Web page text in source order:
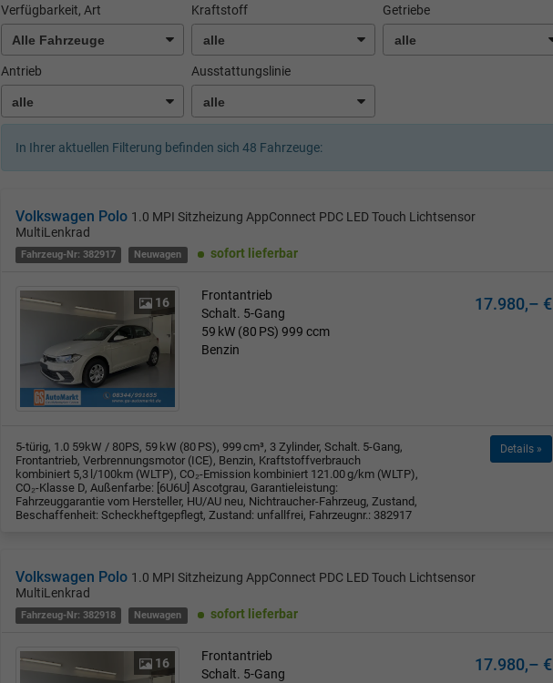
Verfügbarkeit, Art Kraftstoff Getriebe
Antrieb Ausstattungslinie
In Ihrer aktuellen Filterung befinden sich 48 Fahrzeuge:
Volkswagen Polo 1.0 MPI Sitzheizung AppConnect PDC LED Touch Lichtsensor
MultiLenkrad
Fahrzeug-Nr: 382917 Neuwagen sofort lieferbar
16
Frontantrieb
Schalt. 5-Gang
59 kW (80 PS) 999 ccm
Benzin
17.980,– €
5-türig, 1.0 59kW / 80PS, 59 kW (80 PS), 999 cm³, 3 Zylinder, Schalt. 5-Gang,
Frontantrieb, Verbrennungsmotor (ICE), Benzin, Kraftstoffverbrauch
kombiniert 5,3 l/100km (WLTP), CO₂-Emission kombiniert 121.00 g/km (WLTP),
CO₂-Klasse D, Außenfarbe: [6U6U] Ascotgrau, Garantieleistung:
Fahrzeuggarantie vom Hersteller, HU/AU neu, Nichtraucher-Fahrzeug, Zustand,
Beschaffenheit: Scheckheftgepflegt, Zustand: unfallfrei, Fahrzeugnr.: 382917
Details »
Volkswagen Polo 1.0 MPI Sitzheizung AppConnect PDC LED Touch Lichtsensor
MultiLenkrad
Fahrzeug-Nr: 382918 Neuwagen sofort lieferbar
16
Frontantrieb
Schalt. 5-Gang
17.980,– €